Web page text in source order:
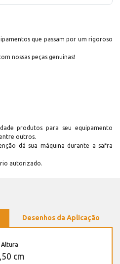
que passam por um rigoroso
nossas peças genuínas!
produtos para seu equipamento
outros.
dá sua máquina durante a safra
autorizado.
Desenhos da Aplicação
Altura
cm